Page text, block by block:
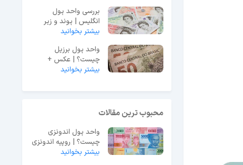
بررسی واحد پول
انگلیس | پوند و زیر
واحد آن (پنی)
بیشتر بخوانید
واحد پول برزیل
چیست؟ | عکس +
معرفی زیر واحد ها
بیشتر بخوانید
محبوب ترین مقالات
واحد پول اندونزی
چیست؟ | روپیه اندونزی
(باعلامت IDR)
بیشتر بخوانید